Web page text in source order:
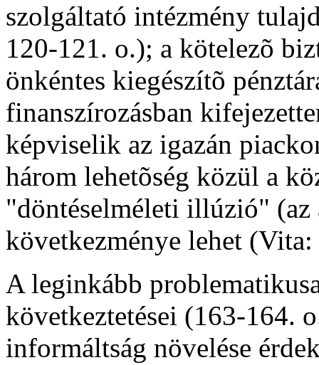
szolgáltató intézmény
120-121. o.); a kötelezõ
önkéntes kiegészítõ
finanszírozásban
képviselik az igazán
három lehetõség közül a
"döntéselméleti illúzió" (az
következménye lehet
A leginkább
következtetései (163-164.
informáltság növelése